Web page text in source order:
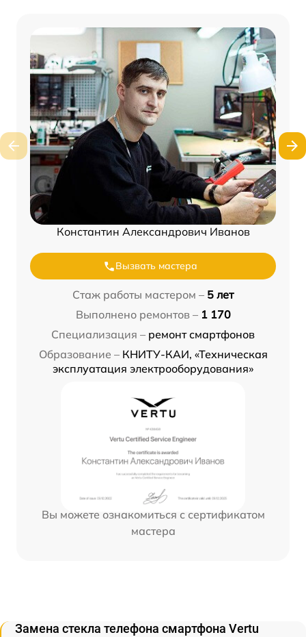
Константин Александрович Иванов
Вызвать мастера
Стаж работы мастером – 5 лет
Выполнено ремонтов – 1 170
Специализация – ремонт смартфонов
Образование – КНИТУ-КАИ, «Техническая
эксплуатация электрооборудования»
Вы можете ознакомиться с сертификатом
мастера
Замена стекла телефона смартфона Vertu